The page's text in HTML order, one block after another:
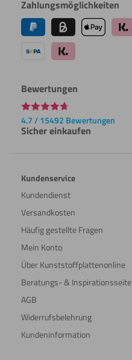
Zahlungsmöglichkeiten
Bewertungen
4.7 / 15492 Bewertungen
Sicher einkaufen
Kundenservice
Kundendienst
Versandkosten
Häufig gestellte Fragen
Mein Konto
Über Kunststoffplattenonline
Beratungs- & Inspirationsseite
AGB
Widerrufsbelehrung
Kundeninformation